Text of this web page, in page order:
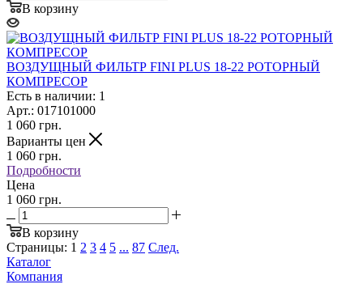
В корзину
ВОЗДУЩНЫЙ ФИЛЬТР FINI PLUS 18-22 РОТОРНЫЙ
КОМПРЕСОР
Есть в наличии: 1
Арт.: 017101000
1 060 грн.
Варианты цен
1 060 грн.
Подробности
Цена
1 060 грн.
В корзину
Страницы: 1 2 3 4 5 ... 87 След.
Каталог
Компания